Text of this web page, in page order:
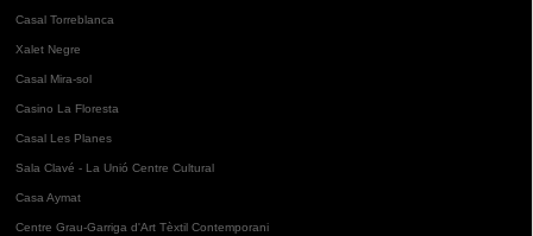
Casal Torreblanca
Xalet Negre
Casal Mira-sol
Casino La Floresta
Casal Les Planes
Sala Clavé - La Unió Centre Cultural
Casa Aymat
Centre Grau-Garriga d'Art Tèxtil Contemporani